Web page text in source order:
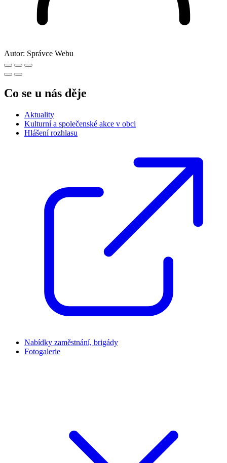
Autor: Správce Webu
Co se u nás děje
Aktuality
Kulturní a společenské akce v obci
Hlášení rozhlasu
Nabídky zaměstnání, brigády
Fotogalerie